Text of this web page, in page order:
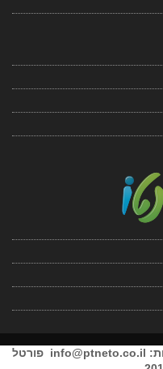
info@ptneto.co.il פורטל